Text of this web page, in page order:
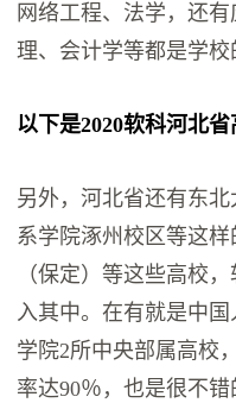
网络工程、法学，还
理、会计学等都是学校
以下是2020软科河北省
另外，河北省还有东
系学院涿州校区等这
（保定）等这些高校
入其中。在有就是中
学院2所中央部属高校
率达90％，也是很不错